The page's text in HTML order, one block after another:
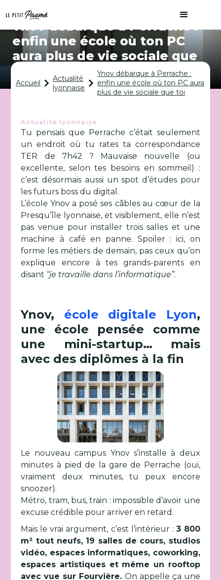
Ynov débarque à Perrache :
enfin une école où ton PC
aura plus de vie sociale que
Accueil
Actualité
lyonnaise
Ynov débarque à Perrache :
enfin une école où ton PC aura
plus de vie sociale que toi
Actualité lyonnaise
Tu pensais que Perrache c’était seulement
un endroit où tu rates ta correspondance
TER de 7h42 ? Mauvaise nouvelle (ou
excellente, selon tes besoins en sommeil) :
c’est désormais aussi un spot d’études pour
les futurs boss du digital.
L’école Ynov a posé ses câbles au cœur de la
Presqu’île lyonnaise, et visiblement, elle n’est
pas venue pour installer trois salles et une
machine à café en panne. Spoiler : ici, on
forme les métiers de demain, pas ceux qu’on
explique encore à tes grands-parents en
disant “je travaille dans l’informatique”.
Ynov, école digitale Lyon,
une école pensée comme
une mini-startup… mais
avec des diplômes à la fin
Le nouveau campus Ynov s’installe à deux
minutes à pied de la gare de Perrache (oui,
vraiment deux minutes, tu peux encore
snoozer).
Métro, tram, bus, train : impossible d’avoir une
excuse crédible pour arriver en retard.
Mais le vrai argument, c’est l’intérieur : 3 800
m² tout neufs, 19 salles de cours, studios
vidéo, espaces informatiques, coworking,
espaces artistiques et même un rooftop
avec vue sur Fourvière. On appelle ça une